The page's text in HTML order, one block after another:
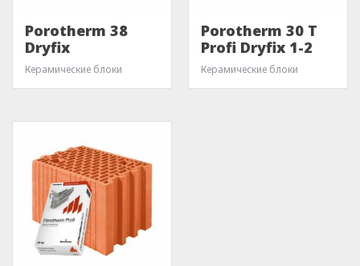
Porotherm 38
Dryfix
Керамические блоки
Porotherm 30 T
Profi Dryfix 1-2
Керамические блоки